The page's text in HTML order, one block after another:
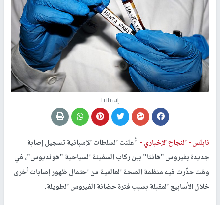
إسبانيا
نابلس -النجاح الإخباري - أعلنت السلطات الإسبانية تسجيل إصابة
جديدة بفيروس "هانتا" بين ركاب السفينة السياحية "هونديوس"، في
وقت حذّرت فيه منظمة الصحة العالمية من احتمال ظهور إصابات أخرى
خلال الأسابيع المقبلة بسبب فترة حضانة الفيروس الطويلة.